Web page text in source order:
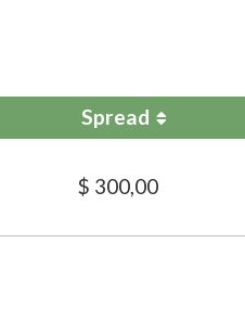
Spread
$ 300,00